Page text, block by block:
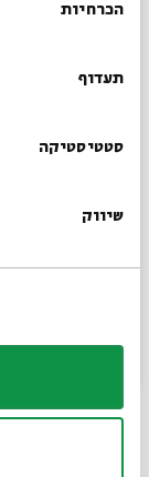
הסכמה
הכרחיות
תעדוף
סטטיסטיקה
שיווק
- 3.9